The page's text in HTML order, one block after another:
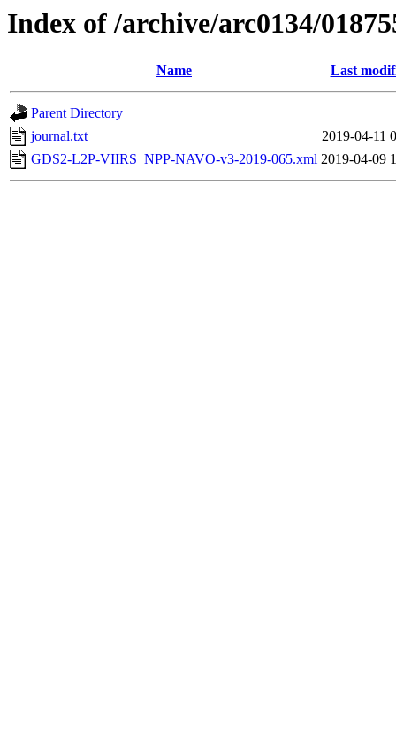
Index of /archive/arc0134/
Name Last
Parent Directory
journal.txt
2019-04-11
GDS2-L2P-VIIRS_NPP-NAVO-v3-2019-065.xml 2019-04-09